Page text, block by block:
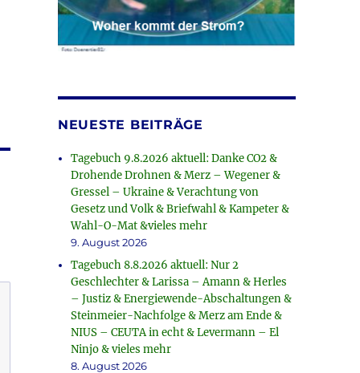
NEUESTE BEITRÄGE
Tagebuch 9.8.2026 aktuell: Danke CO2 &
Drohende Drohnen & Merz – Wegener &
Gressel – Ukraine & Verachtung von
Gesetz und Volk & Briefwahl & Kampeter &
Wahl-O-Mat &vieles mehr
9. August 2026
Tagebuch 8.8.2026 aktuell: Nur 2
Geschlechter & Larissa – Amann & Herles
– Justiz & Energiewende-Abschaltungen &
Steinmeier-Nachfolge & Merz am Ende &
NIUS – CEUTA in echt & Levermann – El
Ninjo & vieles mehr
8. August 2026